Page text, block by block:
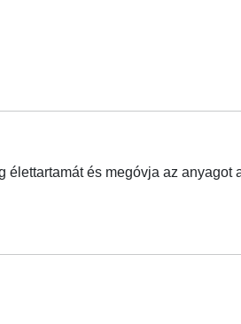
és megóvja az anyagot